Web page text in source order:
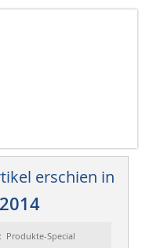
erschien in
Produkte-Special